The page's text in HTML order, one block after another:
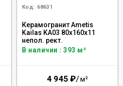
Код: 68631
Керамогранит Ametis
Kailas KA03 80x160x11
непол. рект.
В наличии : 393 м²
4 945 ₽/м²